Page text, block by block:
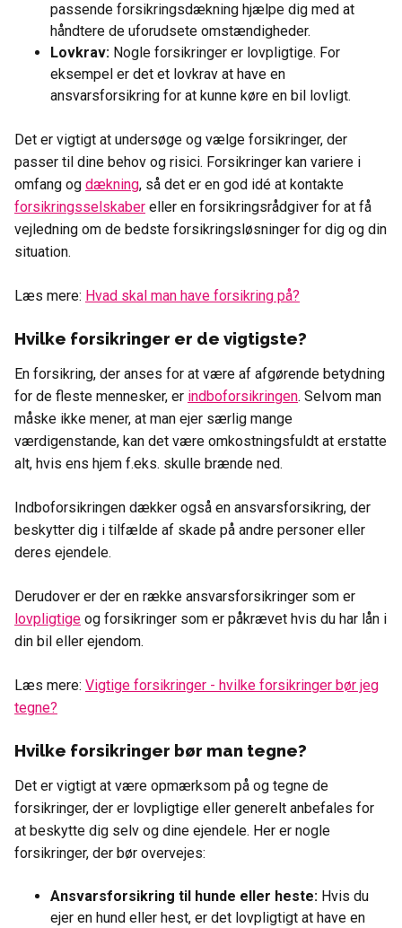
passende forsikringsdækning hjælpe dig med at
håndtere de uforudsete omstændigheder.
Lovkrav: Nogle forsikringer er lovpligtige. For
eksempel er det et lovkrav at have en
ansvarsforsikring for at kunne køre en bil lovligt.
Det er vigtigt at undersøge og vælge forsikringer, der
passer til dine behov og risici. Forsikringer kan variere i
omfang og dækning, så det er en god idé at kontakte
forsikringsselskaber eller en forsikringsrådgiver for at få
vejledning om de bedste forsikringsløsninger for dig og din
situation.
Læs mere: Hvad skal man have forsikring på?
Hvilke forsikringer er de vigtigste?
En forsikring, der anses for at være af afgørende betydning
for de fleste mennesker, er indboforsikringen. Selvom man
måske ikke mener, at man ejer særlig mange
værdigenstande, kan det være omkostningsfuldt at erstatte
alt, hvis ens hjem f.eks. skulle brænde ned.
Indboforsikringen dækker også en ansvarsforsikring, der
beskytter dig i tilfælde af skade på andre personer eller
deres ejendele.
Derudover er der en række ansvarsforsikringer som er
lovpligtige og forsikringer som er påkrævet hvis du har lån i
din bil eller ejendom.
Læs mere: Vigtige forsikringer - hvilke forsikringer bør jeg
tegne?
Hvilke forsikringer bør man tegne?
Det er vigtigt at være opmærksom på og tegne de
forsikringer, der er lovpligtige eller generelt anbefales for
at beskytte dig selv og dine ejendele. Her er nogle
forsikringer, der bør overvejes:
Ansvarsforsikring til hunde eller heste: Hvis du
ejer en hund eller hest, er det lovpligtigt at have en